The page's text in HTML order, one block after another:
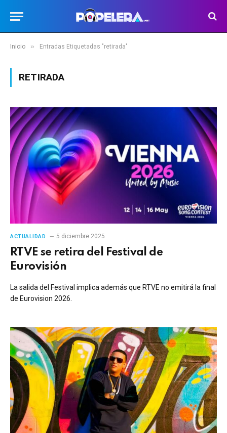
Inicio » Entradas Etiquetadas "retirada"
RETIRADA
ACTUALIDAD 5 diciembre 2025
RTVE se retira del Festival de
Eurovisión
La salida del Festival implica además que RTVE no emitirá la final
de Eurovision 2026.